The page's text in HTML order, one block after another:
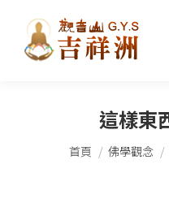
這樣東
您在這裡：
首頁 佛學觀念